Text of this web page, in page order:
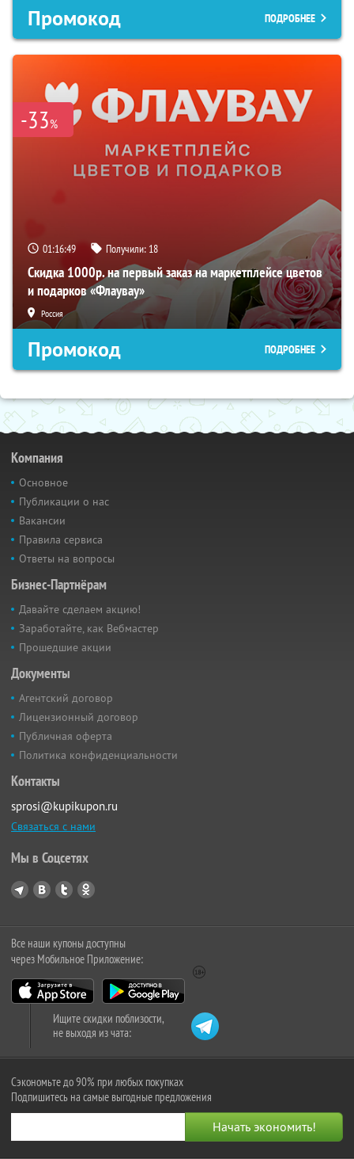
Промокод ПОДРОБНЕЕ
-33%
01:16:48 Получили: 18
Скидка 1000р. на первый заказ на маркетплейсе цветов
и подарков «Флаувау»
Россия
Промокод ПОДРОБНЕЕ
Компания
Основное
Публикации о нас
Вакансии
Правила сервиса
Ответы на вопросы
Бизнес-Партнёрам
Давайте сделаем акцию!
Заработайте, как Вебмастер
Прошедшие акции
Документы
Агентский договор
Лицензионный договор
Публичная оферта
Политика конфиденциальности
Контакты
sprosi@kupikupon.ru
Связаться с нами
Мы в Соцсетях
Все наши купоны доступны
через Мобильное Приложение:
Ищите скидки поблизости,
не выходя из чата:
Сэкономьте до 90% при любых покупках
Подпишитесь на самые выгодные предложения